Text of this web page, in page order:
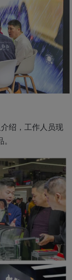
绍，工作人员现